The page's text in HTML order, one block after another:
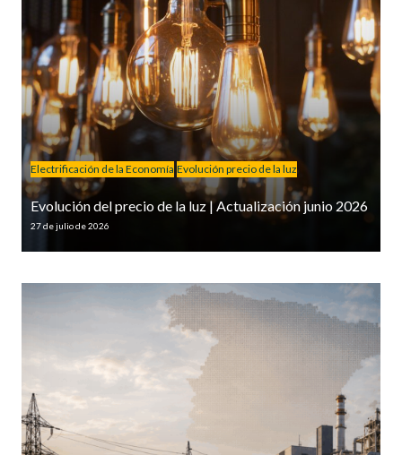
Electrificación de la Economía Evolución precio de la luz
Evolución del precio de la luz | Actualización junio 2026
27 de julio de 2026